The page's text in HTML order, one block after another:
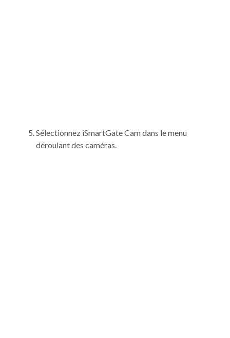
Sélectionnez iSmartGate Cam dans le menu
déroulant des caméras.